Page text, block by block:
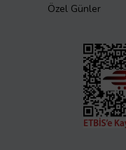
Özel Günler